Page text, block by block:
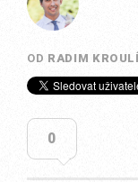
OD RADIM
0